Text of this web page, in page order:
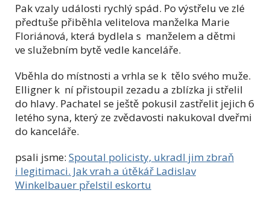
Pak vzaly události rychlý spád. Po výstřelu ve zlé
předtuše přiběhla velitelova manželka Marie
Floriánová, která bydlela s manželem a dětmi
ve služebním bytě vedle kanceláře.
Vběhla do místnosti a vrhla se k tělo svého muže.
Elligner k ní přistoupil zezadu a zblízka ji střelil
do hlavy. Pachatel se ještě pokusil zastřelit jejich 6
letého syna, který ze zvědavosti nakukoval dveřmi
do kanceláře.
psali jsme: Spoutal policisty, ukradl jim zbraň
i legitimaci. Jak vrah a útěkář Ladislav
Winkelbauer přelstil eskortu